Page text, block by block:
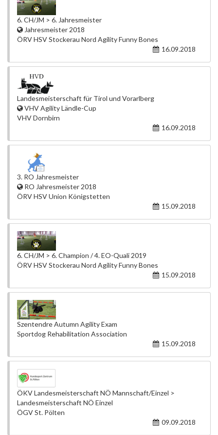
6. CH/JM > 6. Jahresmeister
Jahresmeister 2018
ÖRV HSV Stockerau Nord Agility Funny Bones
16.09.2018
Landesmeisterschaft für Tirol und Vorarlberg
VHV Agility Ländle-Cup
VHV Dornbirn
16.09.2018
3. RO Jahresmeister
RO Jahresmeister 2018
ÖRV HSV Union Königstetten
15.09.2018
6. CH/JM > 6. Champion / 4. EO-Quali 2019
ÖRV HSV Stockerau Nord Agility Funny Bones
15.09.2018
Szentendre Autumn Agility Exam
Sportdog Rehabilitation Association
15.09.2018
ÖKV Landesmeisterschaft NÖ Mannschaft/Einzel >
Landesmeisterschaft NÖ Einzel
ÖGV St. Pölten
09.09.2018